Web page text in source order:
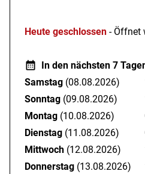
außergewöhnlichen Namen?
Die Lösung findet sich in der
eine große Baumwurzel von
Mittelpunkt der urigen
Immer wenn der Weltcup-
gastiert, ist die Wurzelhütte
Heute geschlossen - Öffnet
In den nächsten 7
Samstag (08.08.2026)
Sonntag (09.08.2026)
Montag (10.08.2026)
Dienstag (11.08.2026)
Mittwoch (12.08.2026)
Donnerstag (13.08.2026)